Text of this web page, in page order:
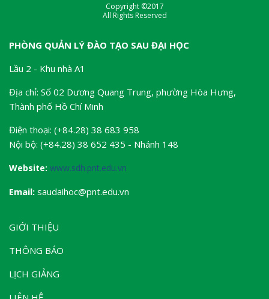
Copyright ©2017
All Rights Reserved
PHÒNG QUẢN LÝ ĐÀO TẠO SAU ĐẠI HỌC
Lầu 2 - Khu nhà A1
Địa chỉ: Số 02 Dương Quang Trung, phường Hòa Hưng,
Thành phố Hồ Chí Minh
Điện thoại: (+84.28) 38 683 958
Nội bộ: (+84.28) 38 652 435 - Nhánh 148
Website: www.sdh.pnt.edu.vn
Email: saudaihoc@pnt.edu.vn
GIỚI THIỆU
THÔNG BÁO
LỊCH GIẢNG